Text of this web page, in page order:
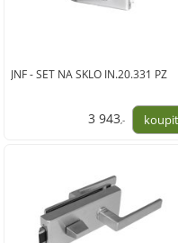
JNF - SET NA SKLO IN.20.331 PZ
3 943,-